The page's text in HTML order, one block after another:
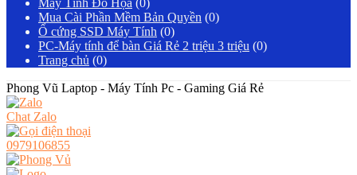
Máy Tính Đồ Họa (0)
Mua Cài Phần Mềm Bản Quyền (0)
Ổ cứng SSD Máy Tính (0)
PC-Máy tính để bàn Giá Rẻ 2 triệu 3 triệu (0)
Trang chủ (0)
Phong Vũ Laptop - Máy Tính Pc - Gaming Giá Rẻ
Chat Zalo
0979106855